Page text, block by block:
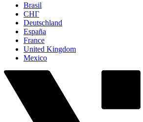
Brasil
СНГ
Deutschland
España
France
United Kingdom
Mexico